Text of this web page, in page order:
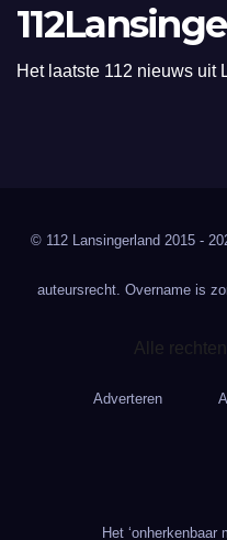
Het laatste 112 nieuws uit
© 112 Lansingerland 2015 -
auteursrecht. Overname is
Alle
Adverteren
Het ‘onherkenbaar